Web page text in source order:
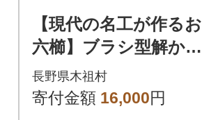
【現代の名工が作るお
六櫛】ブラシ型解か
し櫛(約16.5cm×約4.2
cm)
長野県木祖村
寄付金額 16,000円